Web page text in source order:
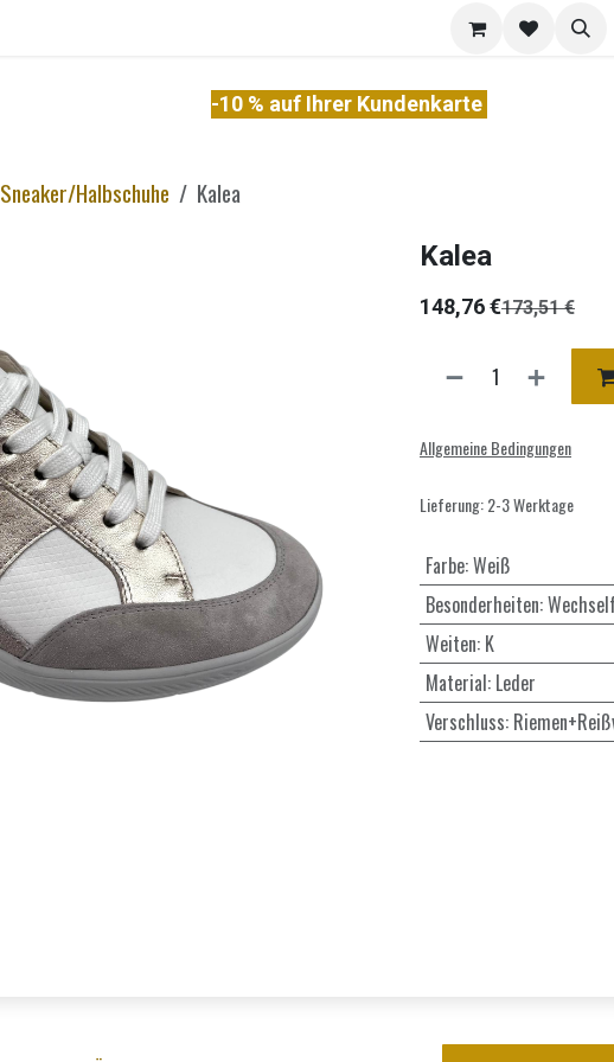
-10 % auf Ihrer Kundenkarte
Sneaker/Halbschuhe Kalea
Kalea
148,76€173,51€
Allgemeine Bedingungen
Lieferung: 2-3 Werktage
Farbe:Weiß
Besonderheiten:
Weiten: K
Material: Leder
Verschluss: